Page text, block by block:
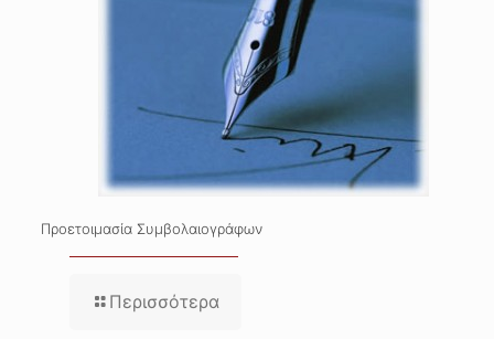
Προετοιμασία Συμβολαιογράφων
Περισσότερα